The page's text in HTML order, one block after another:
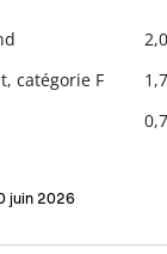
catégorie F
juin 2026